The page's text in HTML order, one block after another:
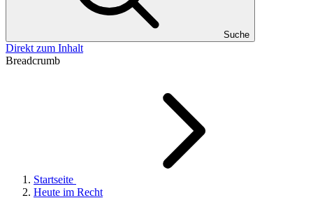
Suche
Direkt zum Inhalt
Breadcrumb
Startseite
Heute im Recht